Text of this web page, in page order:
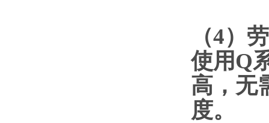
（4）
使用Q
高，无
度。